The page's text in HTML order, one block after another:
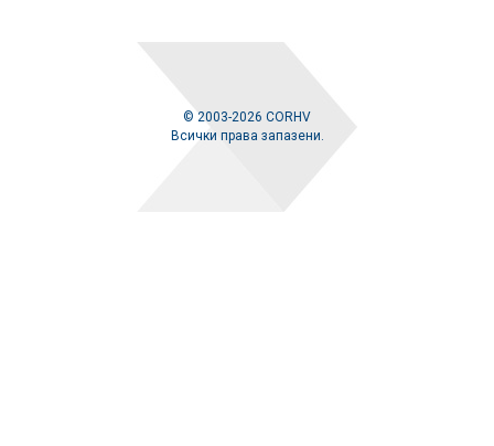
© 2003-2026 CORHV
Всички права запазени.